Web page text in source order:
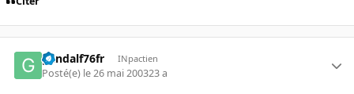
gandalf76fr INpactien
Posté(e) le 26 mai 200323 a